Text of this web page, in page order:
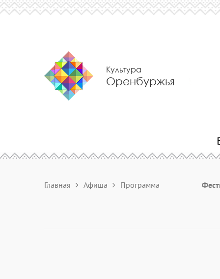
Культура
Оренбуржья
Главная Афиша Программа